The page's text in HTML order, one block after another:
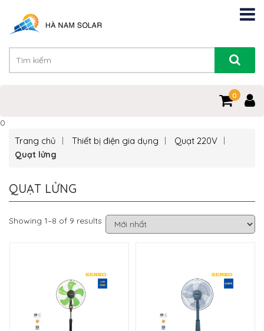
0
0
Trang chủ Thiết bị điện gia dụng Quạt 220V
Quạt lửng
QUẠT LỬNG
Showing 1–8 of 9 results